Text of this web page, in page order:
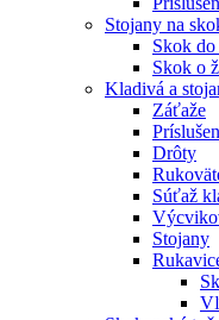
Stojany na
Skok
Skok o
Kladivá a
Záťaže
Drôty
Súťaž
Stojany